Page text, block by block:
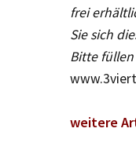
frei
Sie sich
Bitte
weitere